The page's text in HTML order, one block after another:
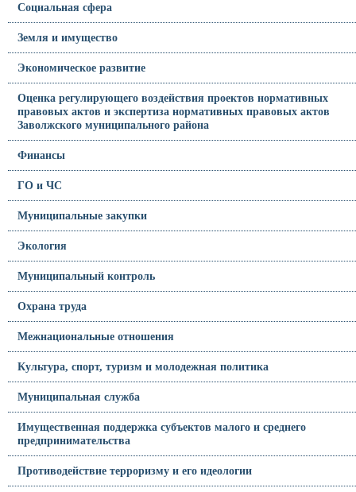
Социальная сфера
Земля и имущество
Экономическое развитие
Оценка регулирующего воздействия проектов нормативных
правовых актов и экспертиза нормативных правовых актов
Заволжского муниципального района
Финансы
ГО и ЧС
Муниципальные закупки
Экология
Муниципальный контроль
Охрана труда
Межнациональные отношения
Культура, спорт, туризм и молодежная политика
Муниципальная служба
Имущественная поддержка субъектов малого и среднего
предпринимательства
Противодействие терроризму и его идеологии